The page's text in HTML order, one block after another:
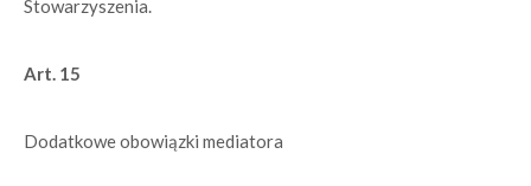
Stowarzyszenia.
Art. 15
Dodatkowe obowiązki mediatora